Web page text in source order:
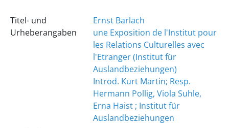
Titel- und
Urheberangaben
Ernst Barlach
une Exposition de l'Institut pour
les Relations Culturelles avec
l'Etranger (Institut für
Auslandbeziehungen)
Introd. Kurt Martin; Resp.
Hermann Pollig, Viola Suhle,
Erna Haist ; Institut für
Auslandbeziehungen